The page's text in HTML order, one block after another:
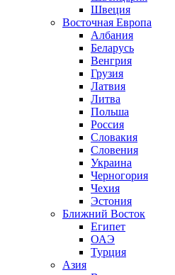
Швеция
Восточная Европа
Албания
Беларусь
Венгрия
Грузия
Латвия
Литва
Польша
Россия
Словакия
Словения
Украина
Черногория
Чехия
Эстония
Ближний Восток
Египет
ОАЭ
Турция
Азия